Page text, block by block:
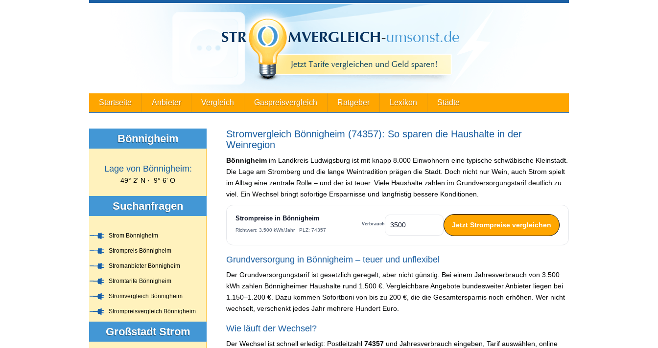
Startseite Anbieter Vergleich Gaspreisvergleich Ratgeber Lexikon Städte
Stromvergleich Bönnigheim (74357): So sparen die Haushalte in der
Weinregion
Bönnigheim im Landkreis Ludwigsburg ist mit knapp 8.000 Einwohnern eine typische schwäbische Kleinstadt.
Die Lage am Stromberg und die lange Weintradition prägen die Stadt. Doch nicht nur Wein, auch Strom spielt
im Alltag eine zentrale Rolle – und der ist teuer. Viele Haushalte zahlen im Grundversorgungstarif deutlich zu
viel. Ein Wechsel bringt sofortige Ersparnisse und langfristig bessere Konditionen.
Strompreise in Bönnigheim
Richtwert: 3.500 kWh/Jahr · PLZ: 74357
Verbrauch Jetzt Strompreise vergleichen
Grundversorgung in Bönnigheim – teuer und unflexibel
Der Grundversorgungstarif ist gesetzlich geregelt, aber nicht günstig. Bei einem Jahresverbrauch von 3.500
kWh zahlen Bönnigheimer Haushalte rund 1.500 €. Vergleichbare Angebote bundesweiter Anbieter liegen bei
1.150–1.200 €. Dazu kommen Sofortboni von bis zu 200 €, die die Gesamtersparnis noch erhöhen. Wer nicht
wechselt, verschenkt jedes Jahr mehrere Hundert Euro.
Wie läuft der Wechsel?
Der Wechsel ist schnell erledigt: Postleitzahl 74357 und Jahresverbrauch eingeben, Tarif auswählen, online
Bönnigheim
Lage von Bönnigheim:
49° 2' N · 9° 6' O
Suchanfragen
Strom Bönnigheim
Strompreis Bönnigheim
Stromanbieter Bönnigheim
Stromtarife Bönnigheim
Stromvergleich Bönnigheim
Strompreisvergleich Bönnigheim
Großstadt Strom